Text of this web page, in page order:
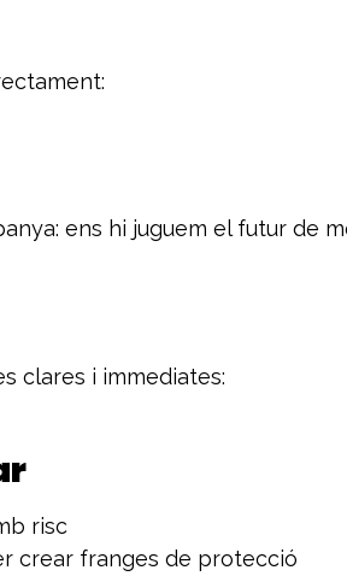
ens hi juguem el futur de
clares i immediates:
risc
crear franges de protecció